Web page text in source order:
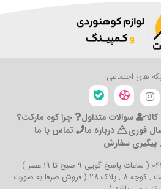
های اجتماعی
سوالات متداول
چرا کوه مارکت؟
فوری درباره ما
تماس با ما
پیگیری سفارش
نشانی: ارومیه , خیابان هدایت , کوچه 8 , پلاک 28 ( فروش صرفا به صورت